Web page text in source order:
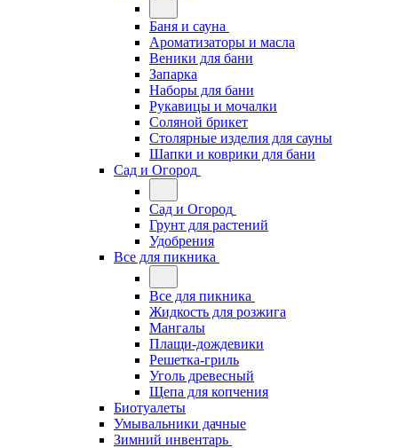
Баня и сауна
Ароматизаторы и масла
Веники для бани
Запарка
Наборы для бани
Рукавицы и мочалки
Соляной брикет
Столярные изделия для сауны
Шапки и коврики для бани
Сад и Огород
Сад и Огород
Грунт для растений
Удобрения
Все для пикника
Все для пикника
Жидкость для розжига
Мангалы
Плащи-дождевики
Решетка-гриль
Уголь древесный
Щепа для копчения
Биотуалеты
Умывальники дачные
Зимний инвентарь